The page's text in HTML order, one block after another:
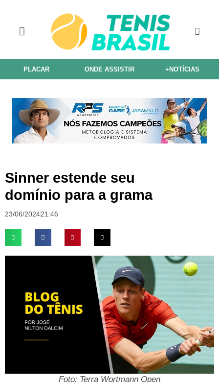
PLACAR ONDE ASSISTIR +NOTÍCIAS
Sinner estende seu
domínio para a grama
23/06/202421:46
Foto: Terra Wortmann Open